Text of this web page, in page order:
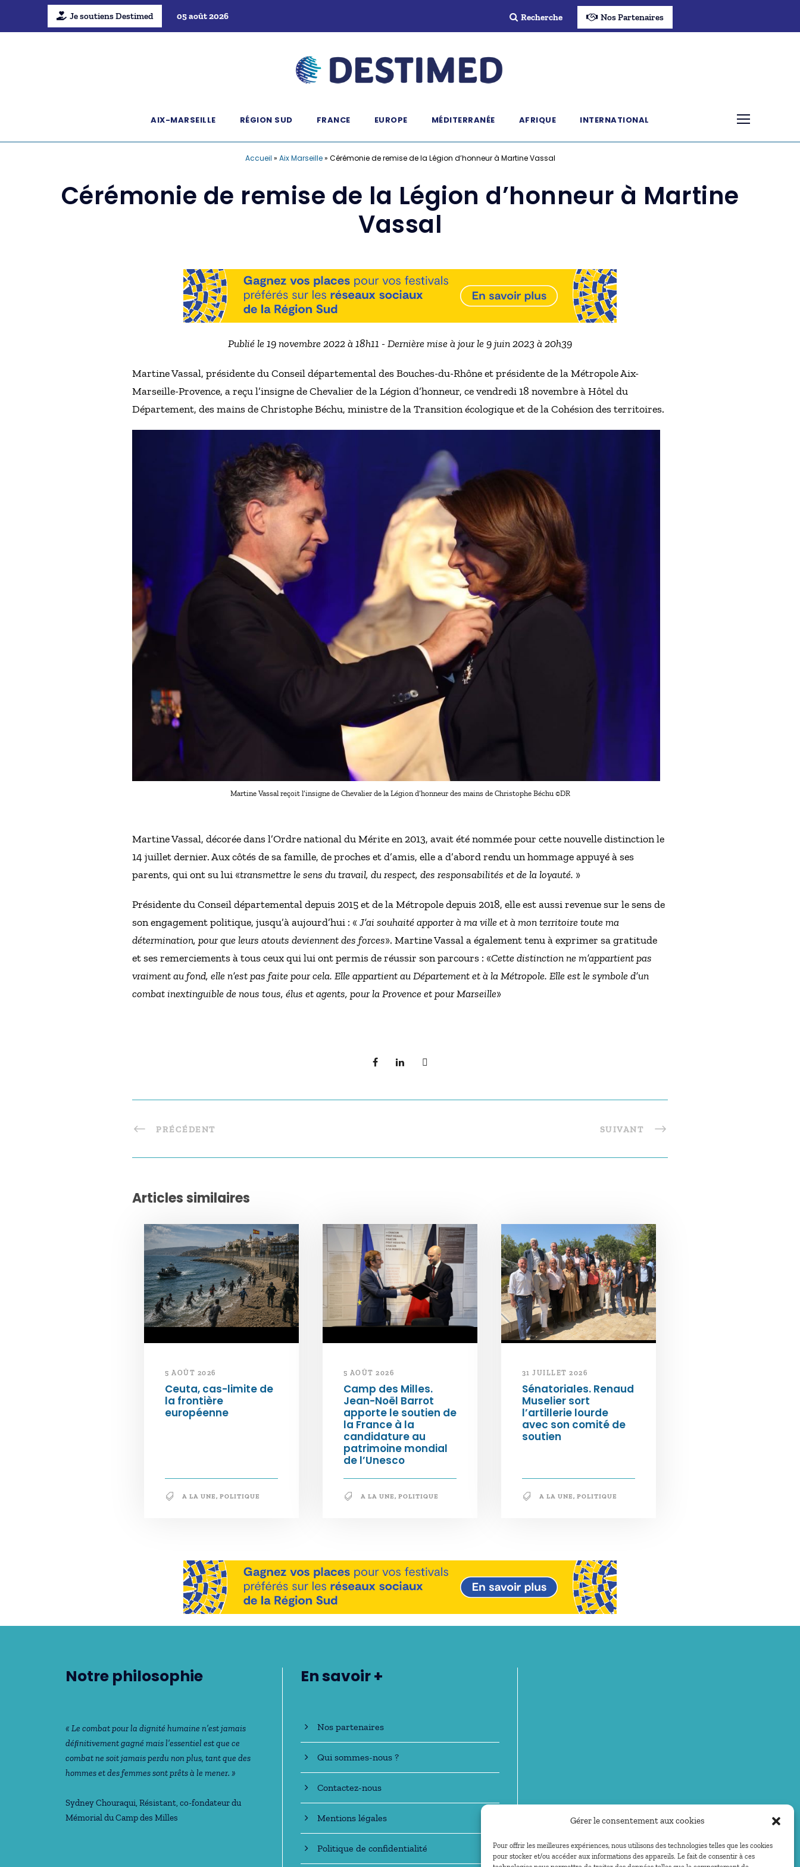
Gérer le consentement aux cookies
Pour offrir les meilleures expériences, nous utilisons des technologies telles que les cookies
pour stocker et/ou accéder aux informations des appareils. Le fait de consentir à ces
Je soutiens Destimed 05 août 2026 Recherche Nos Partenaires
AIX-MARSEILLE RÉGION SUD FRANCE EUROPE MÉDITERRANÉE AFRIQUE INTERNATIONAL
Accueil » Aix Marseille» Cérémonie de remise de la Légion d’honneur à Martine Vassal
Cérémonie de remise de la Légion d’honneur à Martine
Vassal
Publié le 19 novembre 2022 à 18h11 - Dernière mise à jour le 9 juin 2023 à 20h39
Martine Vassal, présidente du Conseil départemental des Bouches-du-Rhône et présidente de la Métropole Aix-
Marseille-Provence, a reçu l’insigne de Chevalier de la Légion d’honneur, ce vendredi 18 novembre à Hôtel du
Département, des mains de Christophe Béchu, ministre de la Transition écologique et de la Cohésion des territoires.
Martine Vassal reçoit l’insigne de Chevalier de la Légion d’honneur des mains de Christophe Béchu ©DR
Martine Vassal, décorée dans l’Ordre national du Mérite en 2013, avait été nommée pour cette nouvelle distinction le
14 juillet dernier. Aux côtés de sa famille, de proches et d’amis, elle a d’abord rendu un hommage appuyé à ses
parents, qui ont su lui «transmettre le sens du travail, du respect, des responsabilités et de la loyauté. »
Présidente du Conseil départemental depuis 2015 et de la Métropole depuis 2018, elle est aussi revenue sur le sens de
son engagement politique, jusqu’à aujourd’hui : « J’ai souhaité apporter à ma ville et à mon territoire toute ma
détermination, pour que leurs atouts deviennent des forces». Martine Vassal a également tenu à exprimer sa gratitude
et ses remerciements à tous ceux qui lui ont permis de réussir son parcours : «Cette distinction ne m’appartient pas
vraiment au fond, elle n’est pas faite pour cela. Elle appartient au Département et à la Métropole. Elle est le symbole d’un
combat inextinguible de nous tous, élus et agents, pour la Provence et pour Marseille»
PRÉCÉDENT SUIVANT
Articles similaires
5 AOÛT 2026
Ceuta, cas-limite de
la frontière
européenne
A LA UNE, POLITIQUE
5 AOÛT 2026
Camp des Milles.
Jean-Noël Barrot
apporte le soutien de
la France à la
candidature au
patrimoine mondial
de l’Unesco
A LA UNE, POLITIQUE
31 JUILLET 2026
Sénatoriales. Renaud
Muselier sort
l’artillerie lourde
avec son comité de
soutien
A LA UNE, POLITIQUE
Notre philosophie
« Le combat pour la dignité humaine n’est jamais
déﬁnitivement gagné mais l’essentiel est que ce
combat ne soit jamais perdu non plus, tant que des
hommes et des femmes sont prêts à le mener. »
Sydney Chouraqui, Résistant, co-fondateur du
Mémorial du Camp des Milles
En savoir +
Nos partenaires
Qui sommes-nous ?
Contactez-nous
Mentions légales
Politique de confidentialité